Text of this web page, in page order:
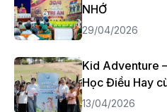
NHỚ
29/04/2026
Kid Adventure
Học Điều Hay
13/04/2026